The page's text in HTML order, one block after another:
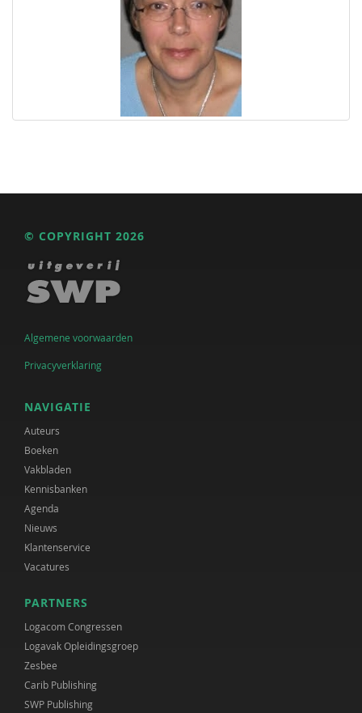
© COPYRIGHT 2026
Algemene voorwaarden
Privacyverklaring
NAVIGATIE
Auteurs
Boeken
Vakbladen
Kennisbanken
Agenda
Nieuws
Klantenservice
Vacatures
PARTNERS
Logacom Congressen
Logavak Opleidingsgroep
Zesbee
Carib Publishing
SWP Publishing